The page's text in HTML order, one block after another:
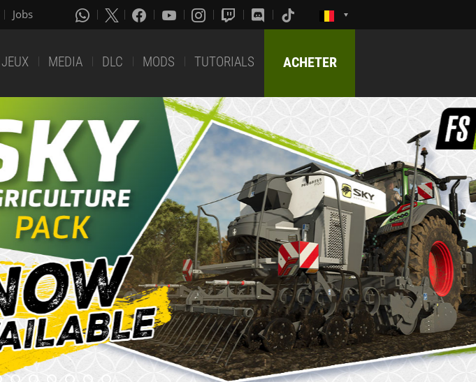
Jobs
JEUX MEDIA DLC MODS TUTORIALS ACHETER